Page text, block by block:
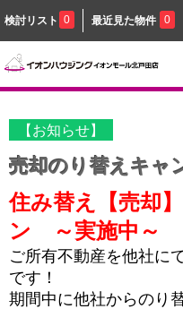
検討リスト 0 最近見た物件 0
【お知らせ】
売却のり替えキャ
住み替え【売却
ン ～実施中～
ご所有不動産を他社に
です！
期間中に他社からのり